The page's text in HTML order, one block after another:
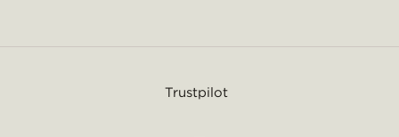
Trustpilot